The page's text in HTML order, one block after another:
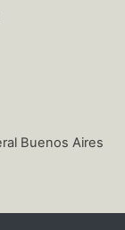
Buenos Aires